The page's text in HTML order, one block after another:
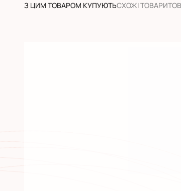
З ЦИМ ТОВАРОМ КУПУЮТЬCХОЖІ ТОВАРИ